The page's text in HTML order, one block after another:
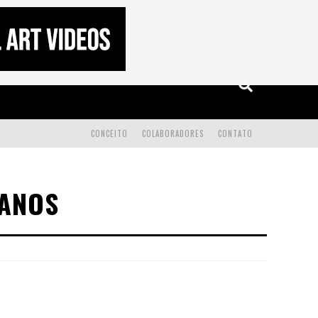
CONTATO
COLABORADORES
CONCEITO